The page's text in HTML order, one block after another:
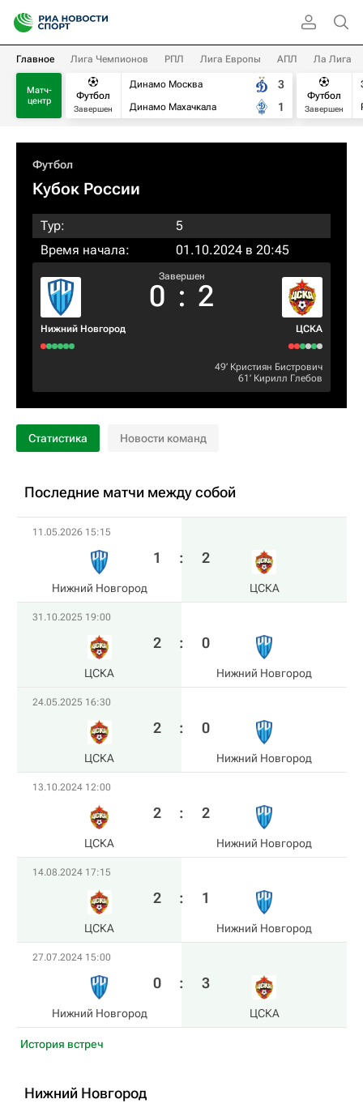
Главное Лига Чемпионов РПЛ Лига Европы АПЛ Ла Лига
Матч-
центр
Футбол
Завершен
Динамо Москва
Динамо Махачкала
3
1
Футбол
Завершен
Футбол
Кубок России
Тур:
5
Время начала:
01.10.2024 в 20:45
Нижний Новгород
Завершен
0 : 2
ЦСКА
49‎’‎ Кристиян Бистрович
61‎’‎ Кирилл Глебов
Статистика Новости команд
Последние матчи между собой
11.05.2026 15:15
Нижний Новгород
1 : 2
ЦСКА
31.10.2025 19:00
ЦСКА
2 : 0
Нижний Новгород
24.05.2025 16:30
ЦСКА
2 : 0
Нижний Новгород
13.10.2024 12:00
ЦСКА
2 : 2
Нижний Новгород
14.08.2024 17:15
ЦСКА
2 : 1
Нижний Новгород
27.07.2024 15:00
Нижний Новгород
0 : 3
ЦСКА
История встреч
Нижний Новгород